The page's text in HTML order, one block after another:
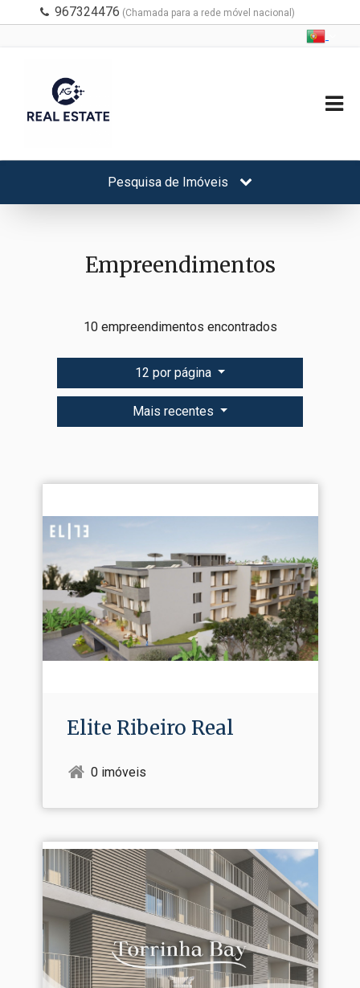
967324476 (Chamada para a rede móvel nacional)
Pesquisa de Imóveis
Empreendimentos
10 empreendimentos encontrados
12 por página
Mais recentes
Elite Ribeiro Real
0 imóveis